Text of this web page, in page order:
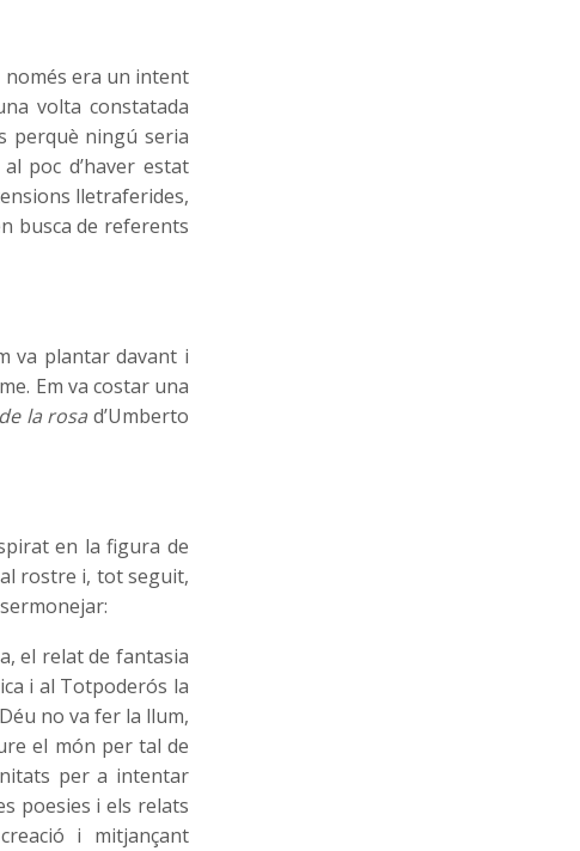
només era un intent
volta constatada
perquè ningú seria
poc d’haver estat
lletraferides,
busca de referents
va plantar davant i
Em va costar una
la rosa d’Umberto
en la figura de
rostre i, tot seguit,
el relat de fantasia
i al Totpoderós la
no va fer la llum,
el món per tal de
per a intentar
poesies i els relats
i mitjançant